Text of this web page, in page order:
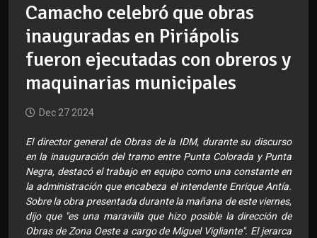
Camacho celebró que obras
inauguradas en Piriápolis
fueron ejecutadas con obreros y
maquinarias municipales
Dec 27 2024
El director general de Obras de la IDM, durante su discurso
en la inauguración del tramo entre Punta Colorada y Punta
Negra, destacó el trabajo en equipo como una constante en
la administración que encabeza el intendente Enrique Antía.
Sobre la obra presentada durante la mañana de este viernes,
dijo que "es una maravilla que hizo posible la dirección de
Obras de Zona Oeste a cargo de Miguel Vigliante". El jerarca